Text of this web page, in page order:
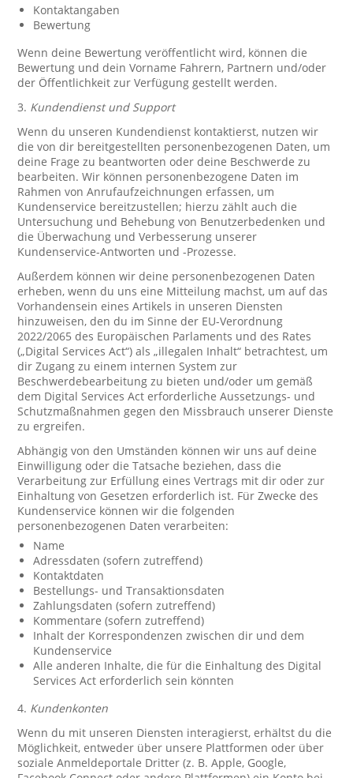
Kontaktangaben
Bewertung
Wenn deine Bewertung veröffentlicht wird, können die
Bewertung und dein Vorname Fahrern, Partnern und/oder
der Öffentlichkeit zur Verfügung gestellt werden.
3. Kundendienst und Support
Wenn du unseren Kundendienst kontaktierst, nutzen wir
die von dir bereitgestellten personenbezogenen Daten, um
deine Frage zu beantworten oder deine Beschwerde zu
bearbeiten. Wir können personenbezogene Daten im
Rahmen von Anrufaufzeichnungen erfassen, um
Kundenservice bereitzustellen; hierzu zählt auch die
Untersuchung und Behebung von Benutzerbedenken und
die Überwachung und Verbesserung unserer
Kundenservice-Antworten und -Prozesse.
Außerdem können wir deine personenbezogenen Daten
erheben, wenn du uns eine Mitteilung machst, um auf das
Vorhandensein eines Artikels in unseren Diensten
hinzuweisen, den du im Sinne der EU-Verordnung
2022/2065 des Europäischen Parlaments und des Rates
(„Digital Services Act“) als „illegalen Inhalt“ betrachtest, um
dir Zugang zu einem internen System zur
Beschwerdebearbeitung zu bieten und/oder um gemäß
dem Digital Services Act erforderliche Aussetzungs- und
Schutzmaßnahmen gegen den Missbrauch unserer Dienste
zu ergreifen.
Abhängig von den Umständen können wir uns auf deine
Einwilligung oder die Tatsache beziehen, dass die
Verarbeitung zur Erfüllung eines Vertrags mit dir oder zur
Einhaltung von Gesetzen erforderlich ist. Für Zwecke des
Kundenservice können wir die folgenden
personenbezogenen Daten verarbeiten:
Name
Adressdaten (sofern zutreffend)
Kontaktdaten
Bestellungs- und Transaktionsdaten
Zahlungsdaten (sofern zutreffend)
Kommentare (sofern zutreffend)
Inhalt der Korrespondenzen zwischen dir und dem
Kundenservice
Alle anderen Inhalte, die für die Einhaltung des Digital
Services Act erforderlich sein könnten
4. Kundenkonten
Wenn du mit unseren Diensten interagierst, erhältst du die
Möglichkeit, entweder über unsere Plattformen oder über
soziale Anmeldeportale Dritter (z. B. Apple, Google,